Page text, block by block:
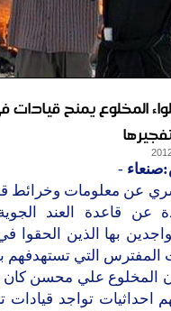
المخلوع يمنح
-
عن معلومات وخرائط
عن قاعدة العند
بها الذين
المفترس التي تستهدفهم
المخلوع علي محسن كان
احداثيات تواجد قيادات